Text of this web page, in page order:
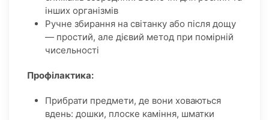
інших організмів
Ручне збирання на світанку або після дощу
— простий, але дієвий метод при помірній
чисельності
Профілактика:
Прибрати предмети, де вони ховаються
вдень: дошки, плоске каміння, шматки